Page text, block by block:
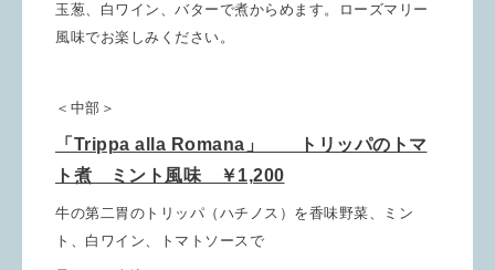
玉葱、白ワイン、バターで煮からめます。
ローズマリー
風味でお楽しみください。
＜中部＞
「Trippa alla Romana」
トリッパのトマ
ト煮 ミント風味 ￥1,200
牛の第二胃のトリッパ（ハチノス）を香味野菜、ミン
ト、白ワイン、トマトソースで